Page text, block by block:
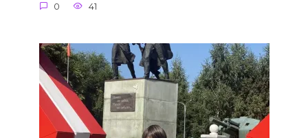
0 41